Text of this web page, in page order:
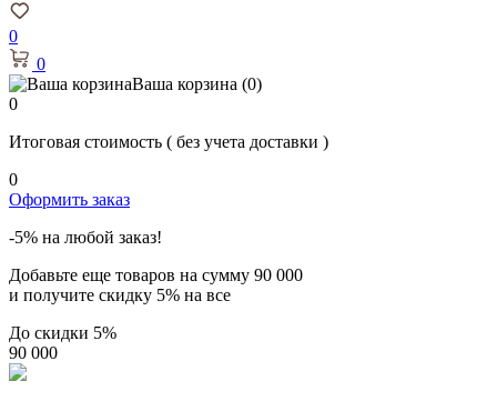
0
0
Ваша корзина (0)
0
Итоговая стоимость ( без учета доставки )
0
Оформить заказ
-5% на любой заказ!
Добавьте еще товаров на сумму 90 000
и получите скидку 5% на все
До скидки 5%
90 000